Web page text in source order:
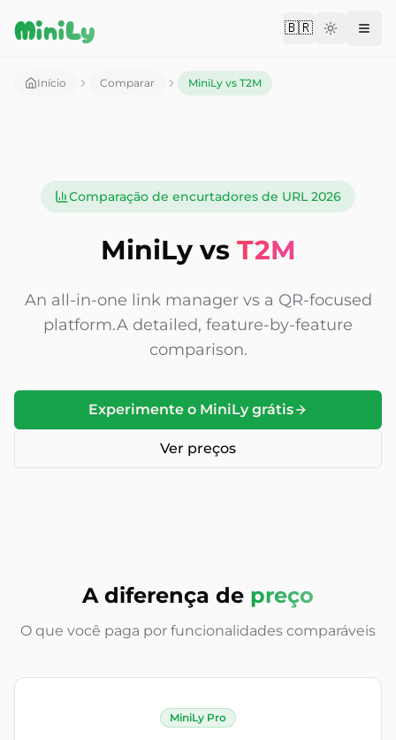
MiniLy 🇧🇷Change
Início Comparar MiniLy vs T2M
Comparação de encurtadores de URL 2026
MiniLy vs T2M
An all-in-one link manager vs a QR-focused
platform.A detailed, feature-by-feature
comparison.
Experimente o MiniLy grátis
Ver preços
A diferença de preço
O que você paga por funcionalidades comparáveis
MiniLy Pro